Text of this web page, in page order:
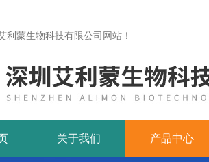
利蒙生物科技有限公司网站！
关于我们 产品中心